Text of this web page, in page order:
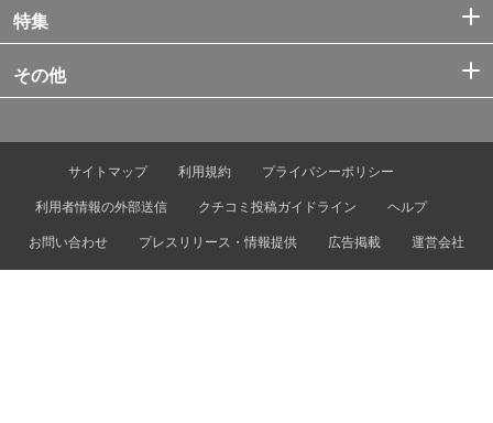
特集
その他
サイトマップ 利用規約
プライバシーポリシー
利用者情報の外部送信
クチコミ投稿ガイドライン
ヘルプ
お問い合わせ
プレスリリース・情報提供 広告掲載 運営会社